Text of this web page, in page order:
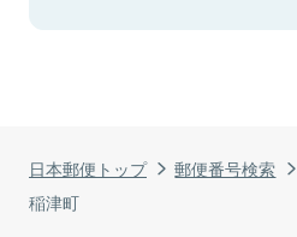
日本郵便トップ 郵便番号検索
稲津町